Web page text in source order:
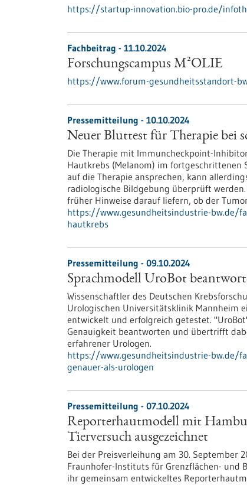
https://startup-innovation.bio-pro.de/
Fachbeitrag - 11.10.2024
Forschungscampus M²OLIE
https://www.forum-gesundheitsstandort-
Pressemitteilung - 10.10.2024
Neuer Bluttest für Therapie bei
Die Therapie mit Immuncheckpoint-
Hautkrebs (Melanom) im fortgeschrittenen
auf die Therapie ansprechen, kann
radiologische Bildgebung überprüft
früher Hinweise darauf liefern, ob der
https://www.gesundheitsindustrie-bw.de/
hautkrebs
Pressemitteilung - 09.10.2024
Sprachmodell UroBot
Wissenschaftler des Deutschen
Urologischen Universitätsklinik Mannheim
entwickelt und erfolgreich getestet.
Genauigkeit beantworten und übertrifft
erfahrener Urologen.
https://www.gesundheitsindustrie-bw.de/
genauer-als-urologen
Pressemitteilung - 07.10.2024
Reporterhautmodell mit
Tierversuch ausgezeichnet
Bei der Preisverleihung am 30. September
Fraunhofer-Instituts für Grenzflächen- und
ihr gemeinsam entwickeltes